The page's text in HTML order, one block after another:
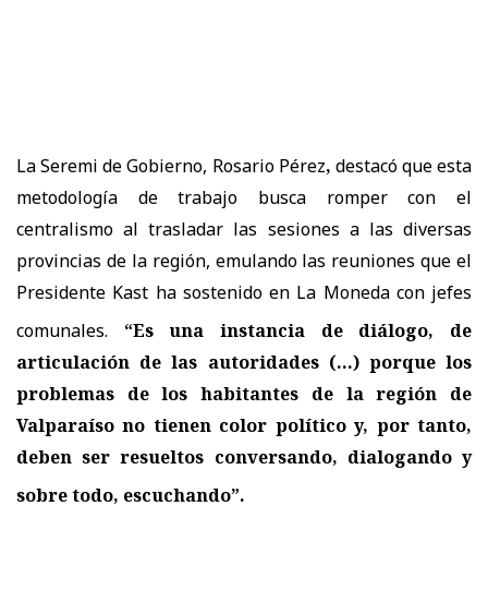
La Seremi de Gobierno, Rosario Pérez, destacó que esta
metodología de trabajo busca romper con el
centralismo al trasladar las sesiones a las diversas
provincias de la región, emulando las reuniones que el
Presidente Kast ha sostenido en La Moneda con jefes
comunales. “Es una instancia de diálogo, de
articulación de las autoridades (...) porque los
problemas de los habitantes de la región de
Valparaíso no tienen color político y, por tanto,
deben ser resueltos conversando, dialogando y
sobre todo, escuchando”.